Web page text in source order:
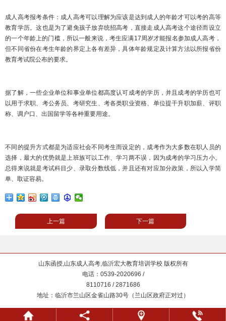
成人高考报考条件：成人高考可以理解为应该是达到成人的年龄才可以考的高等
教育学历。这也是为了避免孩子放弃统招高考，直接走成人高考这个途径而设立
的一个年龄上的门槛，所以一般来说，考生应满17周岁才能报名参加成人高考，
但不同省份在考生年龄的界定上各有差异，具体年龄规定及计算方法以所报省份
教育考试院公布的要求。
据了解，一些企业单位和事业单位都高度认可成考的学历，并且成考的学历也可
以用于求职、考公务员、考研究生、考各类职业资格、单位提干升职加薪、评职
称、调户口、出国留学等各种重要用途。
不同的提升方式都是为适应社会不同考生而设定的，成考作为大多数在职人员的
选择，最大的优势就是上班族可以工作、学习两不误，因为成考的学习压力小。
总得来说就是考试科目少、录取分数线低，并且还有对应加分政策，所以入学简
单、取证容易。
上一篇 下一篇
山东函授,山东成人高考,临沂宏大教育培训学校 版权所有
电话：0539-2020696 /
8110716 / 2871686
地址：临沂市兰山区金雀山路30号（兰山区政府正对过）